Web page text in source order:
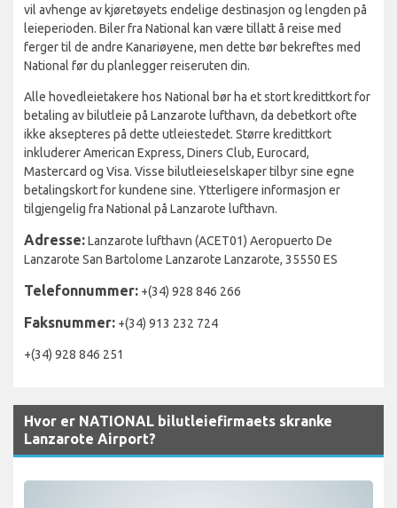
vil avhenge av kjøretøyets endelige destinasjon og lengden på
leieperioden. Biler fra National kan være tillatt å reise med
ferger til de andre Kanariøyene, men dette bør bekreftes med
National før du planlegger reiseruten din.
Alle hovedleietakere hos National bør ha et stort kredittkort for
betaling av bilutleie på Lanzarote lufthavn, da debetkort ofte
ikke aksepteres på dette utleiestedet. Større kredittkort
inkluderer American Express, Diners Club, Eurocard,
Mastercard og Visa. Visse bilutleieselskaper tilbyr sine egne
betalingskort for kundene sine. Ytterligere informasjon er
tilgjengelig fra National på Lanzarote lufthavn.
Adresse:Lanzarote lufthavn (ACET01) Aeropuerto De
Lanzarote San Bartolome Lanzarote Lanzarote, 35550 ES
Telefonnummer: +(34) 928 846 266
Faksnummer: +(34) 913 232 724
+(34) 928 846 251
Hvor er NATIONAL bilutleiefirmaets skranke
Lanzarote Airport?